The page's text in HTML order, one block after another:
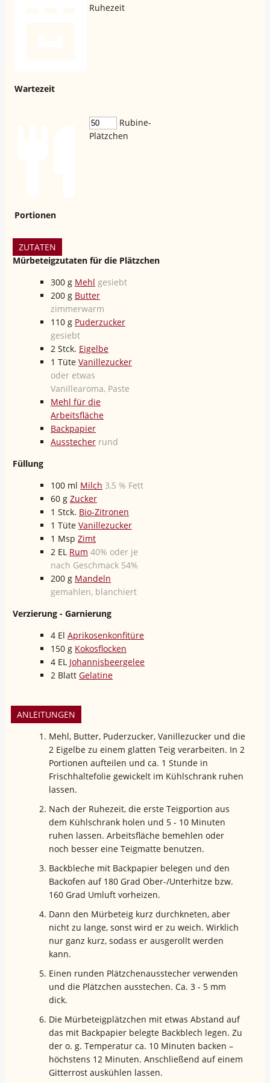
Wartezeit
Ruhezeit
Portionen
Rubine-
Plätzchen
ZUTATEN
Mürbeteigzutaten für die Plätzchen
300 g Mehl gesiebt
200 g Butter
zimmerwarm
110 g Puderzucker
gesiebt
2 Stck. Eigelbe
1 Tüte Vanillezucker
oder etwas
Vanillearoma, Paste
Mehl für die
Arbeitsfläche
Backpapier
Ausstecher rund
Füllung
100 ml Milch 3,5 % Fett
60 g Zucker
1 Stck. Bio-Zitronen
1 Tüte Vanillezucker
1 Msp Zimt
2 EL Rum 40% oder je
nach Geschmack 54%
200 g Mandeln
gemahlen, blanchiert
Verzierung - Garnierung
4 El Aprikosenkonfitüre
150 g Kokosflocken
4 EL Johannisbeergelee
2 Blatt Gelatine
ANLEITUNGEN
Mehl, Butter, Puderzucker, Vanillezucker und die
2 Eigelbe zu einem glatten Teig verarbeiten. In 2
Portionen aufteilen und ca. 1 Stunde in
Frischhaltefolie gewickelt im Kühlschrank ruhen
lassen.
Nach der Ruhezeit, die erste Teigportion aus
dem Kühlschrank holen und 5 - 10 Minuten
ruhen lassen. Arbeitsfläche bemehlen oder
noch besser eine Teigmatte benutzen.
Backbleche mit Backpapier belegen und den
Backofen auf 180 Grad Ober-/Unterhitze bzw.
160 Grad Umluft vorheizen.
Dann den Mürbeteig kurz durchkneten, aber
nicht zu lange, sonst wird er zu weich. Wirklich
nur ganz kurz, sodass er ausgerollt werden
kann.
Einen runden Plätzchenausstecher verwenden
und die Plätzchen ausstechen. Ca. 3 - 5 mm
dick.
Die Mürbeteigplätzchen mit etwas Abstand auf
das mit Backpapier belegte Backblech legen. Zu
der o. g. Temperatur ca. 10 Minuten backen –
höchstens 12 Minuten. Anschließend auf einem
Gitterrost auskühlen lassen.